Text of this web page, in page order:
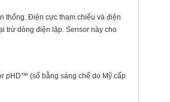
thống. Điện cực tham chiếu và điện
trừ dòng điện lặp. Sensor này cho
pHD™ (số bằng sáng chế do Mỹ cấp